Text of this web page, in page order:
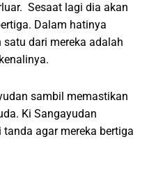
Sesaat lagi dia akan
Dalam hatinya
dari mereka adalah
sambil memastikan
Ki Sangayudan
agar mereka bertiga